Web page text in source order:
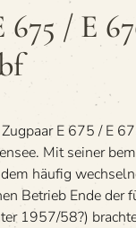
675 / E
E 675 / E
Mit sei­ner
häu­fig
Betrieb Ende der
1957/58?)